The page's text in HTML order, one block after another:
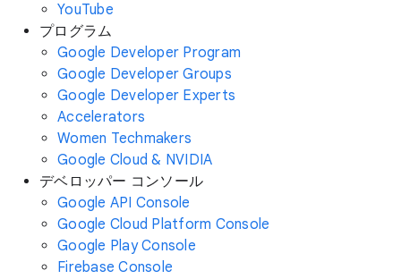
YouTube
プログラム
Google Developer Program
Google Developer Groups
Google Developer Experts
Accelerators
Women Techmakers
Google Cloud & NVIDIA
デベロッパー コンソール
Google API Console
Google Cloud Platform Console
Google Play Console
Firebase Console